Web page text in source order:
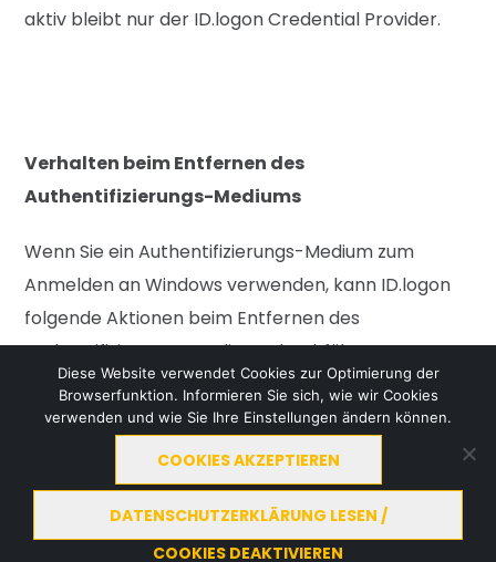
aktiv bleibt nur der ID.logon Credential Provider.
Verhalten beim Entfernen des
Authentifizierungs-Mediums
Wenn Sie ein Authentifizierungs-Medium zum
Anmelden an Windows verwenden, kann ID.logon
folgende Aktionen beim Entfernen des
Authentifizierungs-Mediumsdurchführen:
Keine Aktion
Arbeitsrechner sperren
Sitzung beenden (Abmelden)
Rechner ausschalten
Diese Website verwendet Cookies zur Optimierung der
Browserfunktion. Informieren Sie sich, wie wir Cookies
verwenden und wie Sie Ihre Einstellungen ändern können.
COOKIES AKZEPTIEREN
DATENSCHUTZERKLÄRUNG LESEN /
COOKIES DEAKTIVIEREN